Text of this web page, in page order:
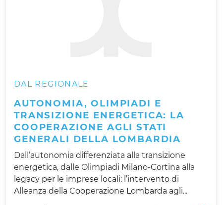
DAL REGIONALE
AUTONOMIA, OLIMPIADI E
TRANSIZIONE ENERGETICA: LA
COOPERAZIONE AGLI STATI
GENERALI DELLA LOMBARDIA
Dall’autonomia differenziata alla transizione
energetica, dalle Olimpiadi Milano-Cortina alla
legacy per le imprese locali: l’intervento di
Alleanza della Cooperazione Lombarda agli...